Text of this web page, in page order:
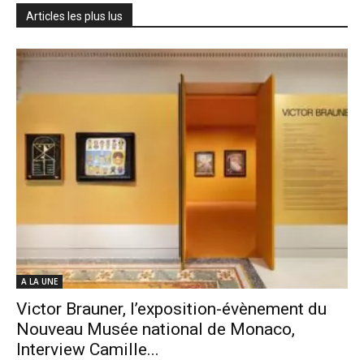
Articles les plus lus
A LA UNE
Victor Brauner, l’exposition-évènement du
Nouveau Musée national de Monaco,
Interview Camille...